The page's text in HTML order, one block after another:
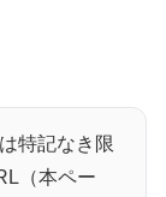
特記なき限
（本ペー